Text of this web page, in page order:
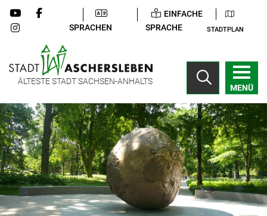
SPRACHEN
EINFACHE
SPRACHE
STADTPLAN
ÄLTESTE STADT SACHSEN-ANHALTS
MENÜ